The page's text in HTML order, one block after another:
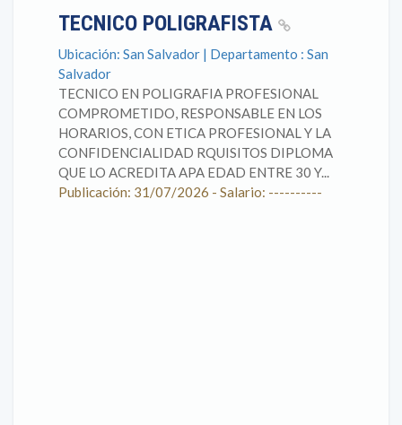
TECNICO POLIGRAFISTA
Ubicación: San Salvador | Departamento : San
Salvador
TECNICO EN POLIGRAFIA PROFESIONAL
COMPROMETIDO, RESPONSABLE EN LOS
HORARIOS, CON ETICA PROFESIONAL Y LA
CONFIDENCIALIDAD RQUISITOS DIPLOMA
QUE LO ACREDITA APA EDAD ENTRE 30 Y...
Publicación: 31/07/2026 - Salario: ----------